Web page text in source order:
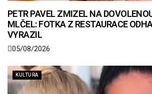
PETR PAVEL ZMIZEL NA
MLČEL: FOTKA Z RESTAURACE
VYRAZIL
05/08/2026
KULTURA